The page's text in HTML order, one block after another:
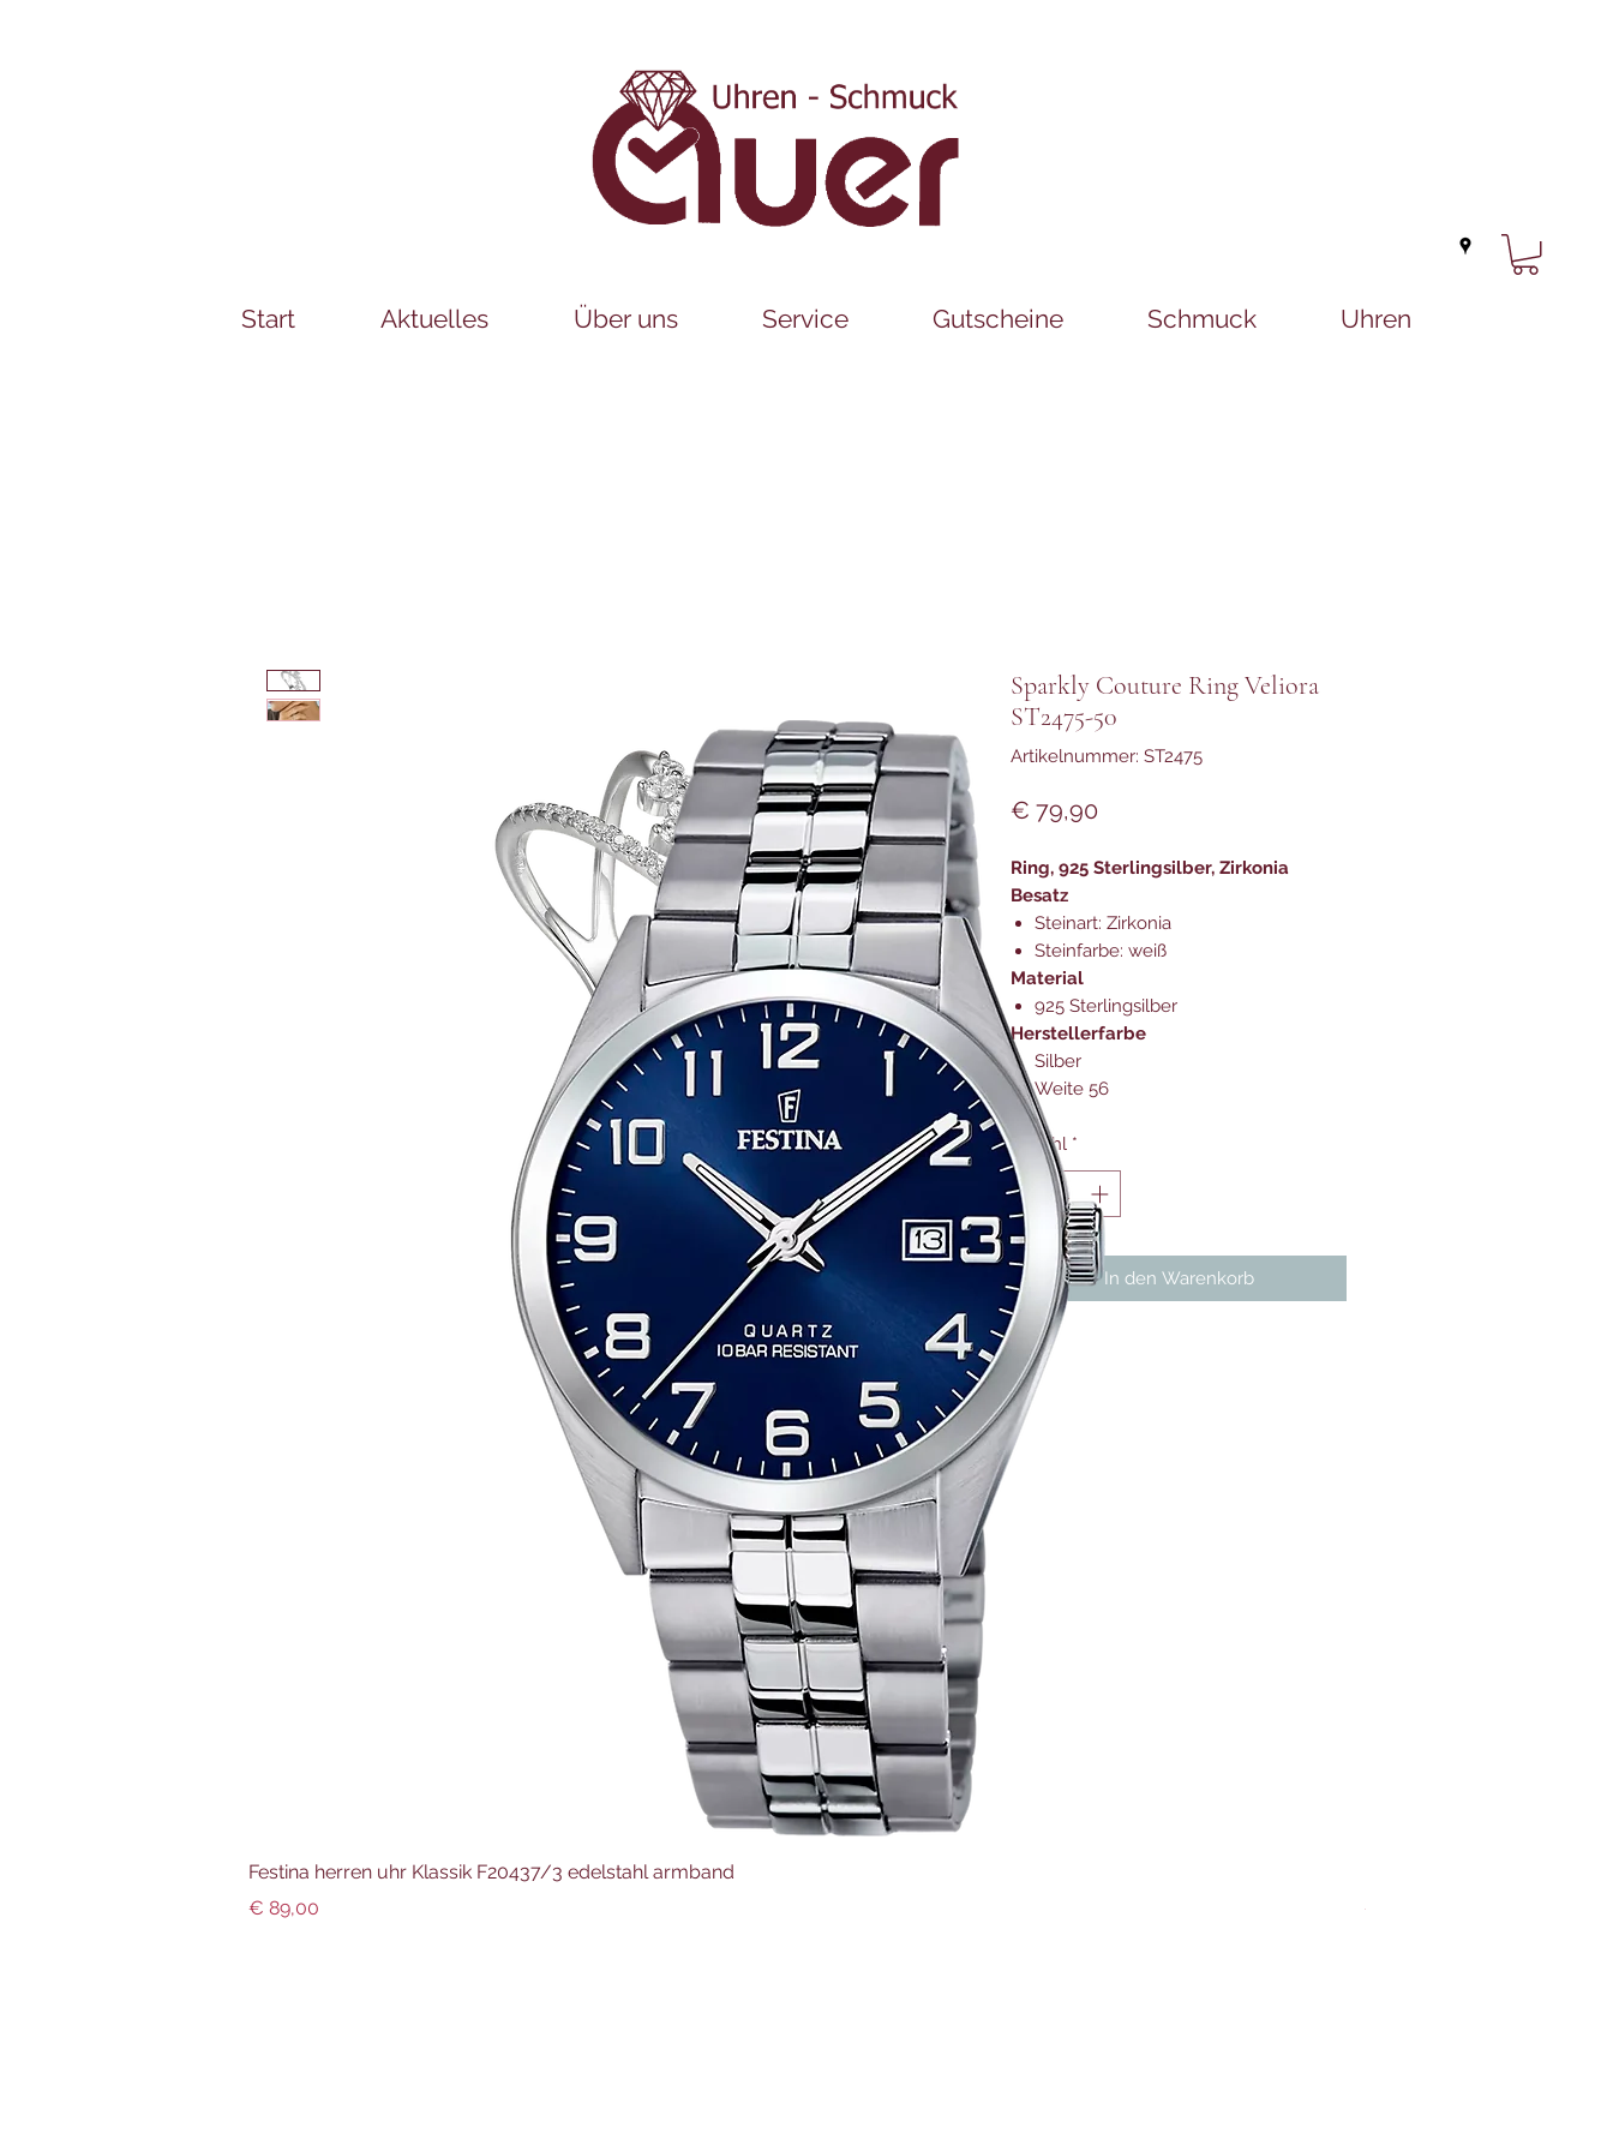
Start Aktuelles Über uns Service Gutscheine Schmuck Uhren
Sparkly Couture Ring Veliora
ST2475-50
Artikelnummer: ST2475
€ 79,90Preis
Ring, 925 Sterlingsilber, Zirkonia
Besatz
Steinart: Zirkonia
Steinfarbe: weiß
Material
925 Sterlingsilber
Herstellerfarbe
Silber
Weite 56
Anzahl *
In den Warenkorb
Festina herren uhr Klassik F20437/3 edelstahl armband
Preis
€ 89,00
Preis
€ 299,00